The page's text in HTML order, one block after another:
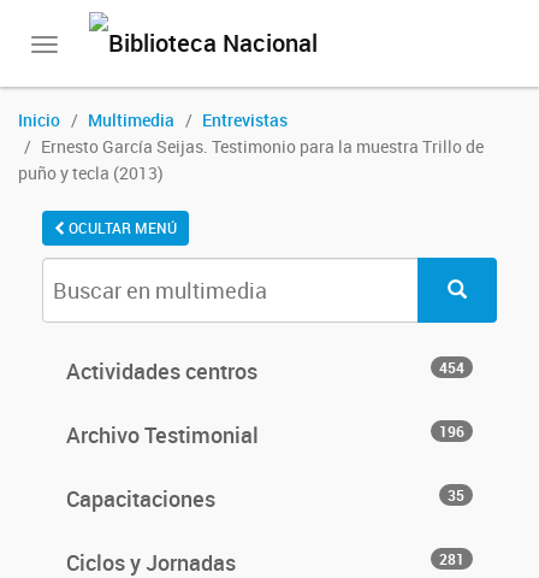
Toggle
Inicio Multimedia
Entrevistas
Ernesto García Seijas. Testimonio para la muestra Trillo de
puño y tecla (2013)
OCULTAR MENÚ
Actividades centros 454
Archivo Testimonial 196
Capacitaciones 35
Ciclos y Jornadas 281